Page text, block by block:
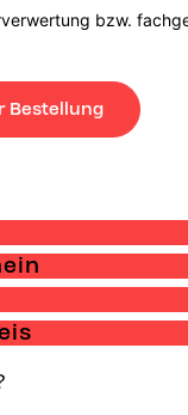
bzw.
Bestellung